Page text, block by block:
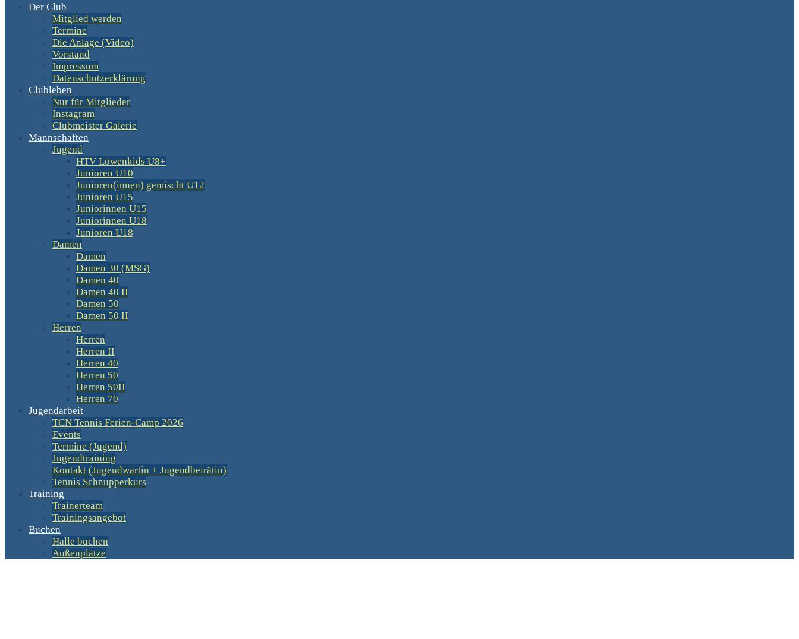
Der Club
Mitglied werden
Termine
Die Anlage (Video)
Vorstand
Impressum
Datenschutzerklärung
Clubleben
Nur für Mitglieder
Instagram
Clubmeister Galerie
Mannschaften
Jugend
HTV Löwenkids U8+
Junioren U10
Junioren(innen) gemischt U12
Junioren U15
Juniorinnen U15
Juniorinnen U18
Junioren U18
Damen
Damen
Damen 30 (MSG)
Damen 40
Damen 40 II
Damen 50
Damen 50 II
Herren
Herren
Herren II
Herren 40
Herren 50
Herren 50II
Herren 70
Jugendarbeit
TCN Tennis Ferien-Camp 2026
Events
Termine (Jugend)
Jugendtraining
Kontakt (Jugendwartin + Jugendbeirätin)
Tennis Schnupperkurs
Training
Trainerteam
Trainingsangebot
Buchen
Halle buchen
Außenplätze